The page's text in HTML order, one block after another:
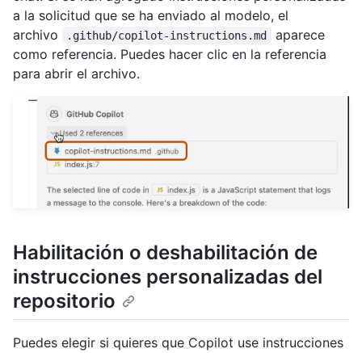
a la solicitud que se ha enviado al modelo, el
archivo
.github/copilot-instructions.md
aparece
como referencia. Puedes hacer clic en la referencia
para abrir el archivo.
Habilitación o deshabilitación de
instrucciones personalizadas del
repositorio
Puedes elegir si quieres que Copilot use instrucciones